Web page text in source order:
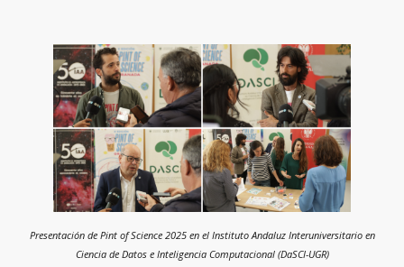
Presentación de Pint of Science 2025 en el Instituto Andaluz Interuniversitario en
Ciencia de Datos e Inteligencia Computacional (DaSCI-UGR)